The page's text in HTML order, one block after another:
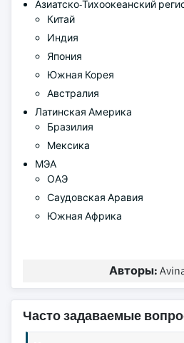
Азиатско-Тихоокеанский
Китай
Индия
Япония
Южная Корея
Австралия
Латинская Америка
Бразилия
Мексика
МЭА
ОАЭ
Саудовская Аравия
Южная Африка
Авторы:
Часто задаваемые